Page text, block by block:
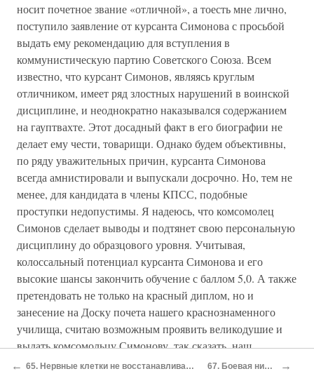
носит почетное звание «отличной», а тоесть мне лично,
поступило заявление от курсанта Симонова с просьбой
выдать ему рекомендацию для вступления в
коммунистическую партию Советского Союза. Всем
известно, что курсант Симонов, являясь круглым
отличником, имеет ряд злостных нарушений в воинской
дисциплине, и неоднократно наказывался содержанием
на гауптвахте. Этот досадный факт в его биографии не
делает ему чести, товарищи. Однако будем объективны,
по ряду уважительных причин, курсанта Симонова
всегда амнистировали и выпускали досрочно. Но, тем не
менее, для кандидата в члены КПСС, подобные
проступки недопустимы. Я надеюсь, что комсомолец
Симонов сделает выводы и подтянет свою персональную
дисциплину до образцового уровня. Учитывая,
колоссальный потенциал курсанта Симонова и его
высокие шансы закончить обучение с баллом 5,0. А также
претендовать не только на красный диплом, но и
занесение на Доску почета нашего краснознаменного
училища, считаю возможным проявить великодушие и
выдать комсомольцу Симонову, так сказать, наш
всеобщий мандат доверия, а так же положительную
← 65. Нервные клетки не восстанавливаются 67. Боевая ничья →